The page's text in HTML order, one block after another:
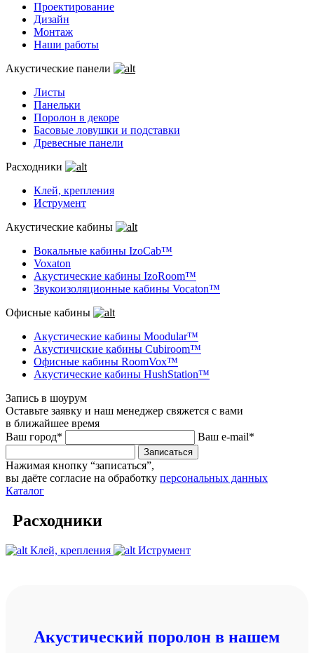
Проектирование
Дизайн
Монтаж
Наши работы
Акустические панели
Листы
Панельки
Поролон в декоре
Басовые ловушки и подставки
Древесные панели
Расходники
Клей, крепления
Иструмент
Акустические кабины
Вокальные кабины IzoCab™
Voxaton
Акустические кабины IzoRoom™
Звукоизоляционные кабины Vocaton™
Офисные кабины
Акустические кабины Moodular™
Акустичиские кабины Cubiroom™
Офисные кабины RoomVox™
Акустические кабины HushStation™
Запись в шоурум
Оставьте заявку и наш менеджер свяжется с вами
в ближайшее время
Ваш город*
Ваш e-mail*
Записаться
Нажимая кнопку “записаться”,
вы даёте согласие на обработку персональных данных
Каталог
Расходники
Клей, крепления Иструмент
Акустический поролон в нашем